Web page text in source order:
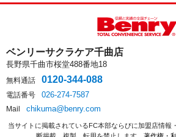
ベンリーサクラケア千曲店
長野県千曲市桜堂488番地18
無料通話 0120-344-088
電話番号 026-274-7587
Mail chikuma@benry.com
当サイトに掲載されているFC本部ならびに加盟店情報